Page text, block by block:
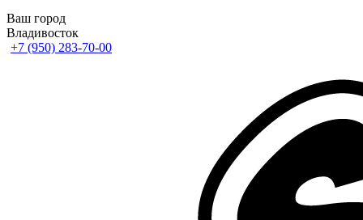
Ваш город
Владивосток
+7 (950) 283-70-00